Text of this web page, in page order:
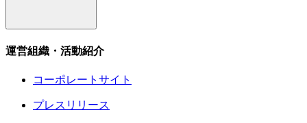
運営組織・活動紹介
コーポレートサイト
プレスリリース